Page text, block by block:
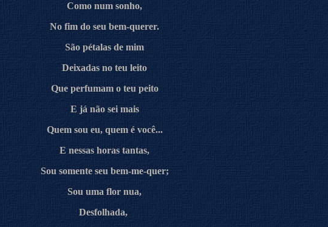
Como num sonho,
No fim do seu bem-querer.
São pétalas de mim
Deixadas no teu leito
Que perfumam o teu peito
E já não sei mais
Quem sou eu, quem é você...
E nessas horas tantas,
Sou somente seu bem-me-quer;
Sou uma flor nua,
Desfolhada,